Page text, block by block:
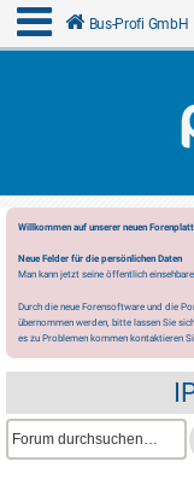
Bus-Profi GmbH
Willkommen auf unserer neuen
Neue Felder für die persönlichen Daten
Man kann jetzt seine öffentlich
Durch die neue Forensoftware und die
übernommen werden, bitte lassen Sie
es zu Problemen kommen kontaktieren